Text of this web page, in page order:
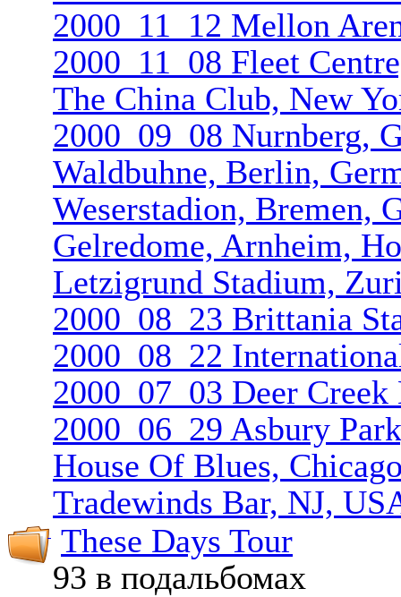
2000_11_12 Mellon
2000_11_08 Fleet
The China Club, New
2000_09_08 Nurnberg,
Waldbuhne, Berlin,
Weserstadio­n, Bremen,
Gelredome, Arnheim,
Letzigrund Stadium,
2000_08_23 Brittania
2000_08_22
2000_07_03 Deer
2000_06_29 Asbury
House Of Blues,
Tradewinds Bar, NJ,
These Days Tour
93 в подальбомах